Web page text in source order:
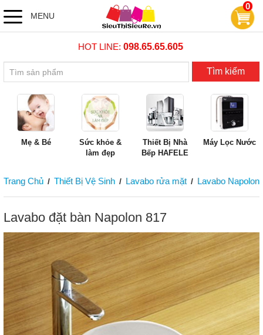
MENU
0
HOT LINE: 098.65.65.605
Tìm kiếm
Mẹ & Bé
Sức khỏe &
làm đẹp
Thiết Bị Nhà
Bếp HAFELE
Máy Lọc Nước
Trang Chủ / Thiết Bị Vệ Sinh / Lavabo rửa mặt / Lavabo Napolon
Lavabo đặt bàn Napolon 817